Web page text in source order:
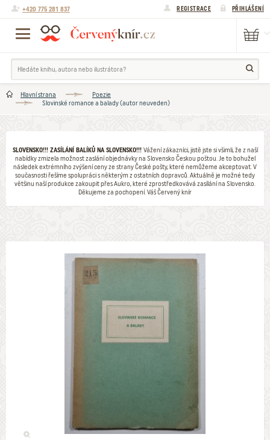
+420 775 281 837 REGISTRACE PŘIHLÁŠENÍ
Hlavní strana
Poezie
Slovinské romance a balady (autor neuveden)
SLOVENSKO!!! ZASÍLÁNÍ BALÍKŮ NA SLOVENSKO!!! Vážení zákazníci, jistě jste si všimli, že z naší
nabídky zmizela možnost zaslání objednávky na Slovensko Českou poštou. Je to bohužel
následek extrémního zvýšení ceny ze strany České pošty, které nemůžeme akceptovat. V
současnosti řešíme spolupráci s některým z ostatních dopravců. Aktuálně je možné tedy
většinu naší produkce zakoupit přes Aukro, které zprostředkovává zasílání na Slovensko.
Děkujeme za pochopení. Váš Červený knír